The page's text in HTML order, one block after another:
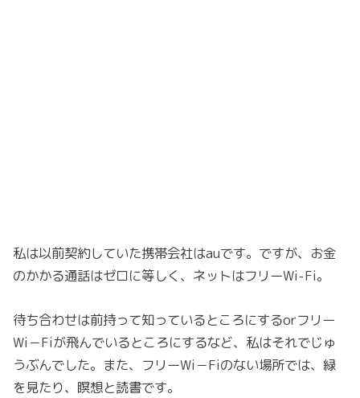
私は以前契約していた携帯会社はauです。ですが、お金
のかかる通話はゼロに等しく、ネットはフリーWi-Fi。
待ち合わせは前持って知っているところにするorフリー
Wi－Fiが飛んでいるところにするなど、私はそれでじゅ
うぶんでした。また、フリーWi－Fiのない場所では、緑
を見たり、瞑想と読書です。